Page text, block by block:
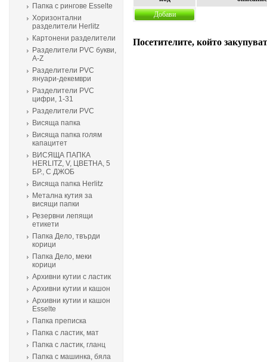
Папка с рингове Esselte
Хоризонтални
разделители Herlitz
Картонени разделители
Разделители PVC букви,
A-Z
Разделители PVC
януари-декември
Разделители PVC
цифри, 1-31
Разделители PVC
Висяща папка
Висяща папка голям
капацитет
ВИСЯЩА ПАПКА
HERLITZ, V, ЦВЕТНА, 5
БР., С ДЖОБ
Висяща папка Herlitz
Метална кутия за
висящи папки
Резервни лепящи
етикети
Папка Дело, твърди
корици
Папка Дело, меки
корици
Архивни кутии с ластик
Архивни кутии и кашон
Архивни кутии и кашон
Еsselte
Папка преписка
Папка с ластик, мат
Папка с ластик, гланц
Папка с машинка, бяла
Добави
Посетителите, който